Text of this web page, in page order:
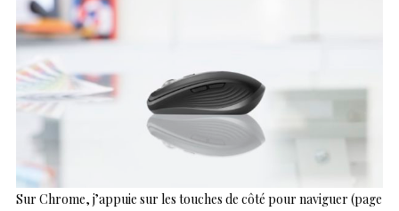
Sur Chrome, j’appuie sur les touches de côté pour naviguer (page